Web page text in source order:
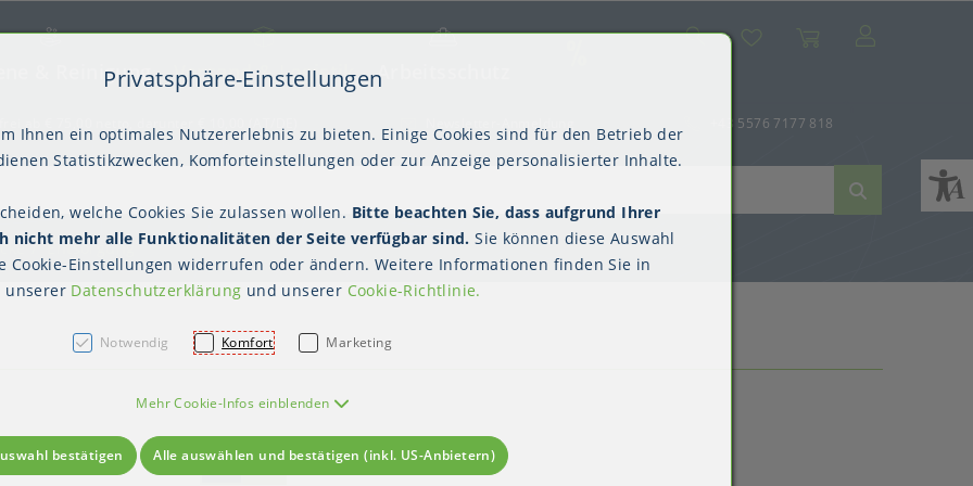
Tisch Gastroverpackungen Küchenbedarf Hygiene & Reinigung
& Reinigung
(PSA) Hygienepapiere Waschraumhygiene Kimberly-Clark™
Versand & Logistik
Palettensicherung Polstern & Kennzeichnen Versandverpackungen
Arbeitsschutz
Einweghauben Mundschutz Schutzkleidung Überschuhe
SucheWunschliste
+43 5576 7177 818
Entsorgung
Privatsphäre-Einstellungen
Ihnen ein optimales Nutzererlebnis zu bieten. Einige Cookies sind für den Betrieb der
Statistikzwecken, Komforteinstellungen oder zur Anzeige personalisierter Inhalte.
welche Cookies Sie zulassen wollen. Bitte beachten Sie, dass aufgrund Ihrer
nicht mehr alle Funktionalitäten der Seite verfügbar sind. Sie können diese Auswahl
Cookie-Einstellungen widerrufen oder ändern. Weitere Informationen finden Sie in
unserer Datenschutzerklärung und unserer Cookie-Richtlinie.
Notwendig Komfort Marketing
Mehr Cookie-Infos einblenden
bestätigen Alle auswählen und bestätigen (inkl. US-Anbietern)